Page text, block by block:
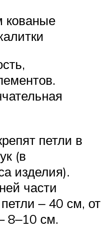
кованые
петли в
(в
изделия).
части
‒ 40 см, от
8‒10 см.